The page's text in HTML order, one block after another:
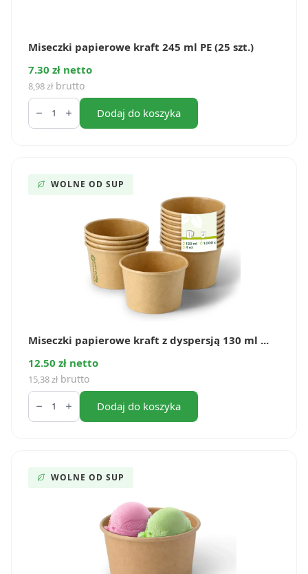
Miseczki papierowe kraft 245 ml PE (25 szt.)
7.30 zł netto
8,98zł brutto
ilość
Miseczki
papierowe
(25
szt.)
Dodaj do koszyka
WOLNE OD SUP
Miseczki papierowe kraft z dyspersją 130 ml ...
12.50 zł netto
15,38zł brutto
ilość
Miseczki
papierowe
ml
(50
Dodaj do koszyka
WOLNE OD SUP